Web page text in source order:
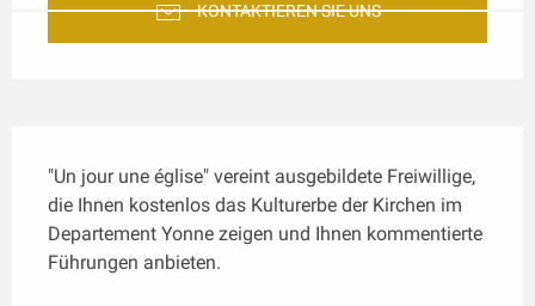
KONTAKTIEREN SIE UNS
"Un jour une église" vereint ausgebildete Freiwillige,
die Ihnen kostenlos das Kulturerbe der Kirchen im
Departement Yonne zeigen und Ihnen kommentierte
Führungen anbieten.